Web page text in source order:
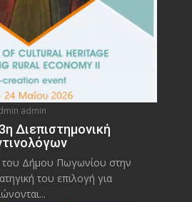
admin
Διεπιστημονική
Δήμου Πωγωνίου στην
του επιλογή για